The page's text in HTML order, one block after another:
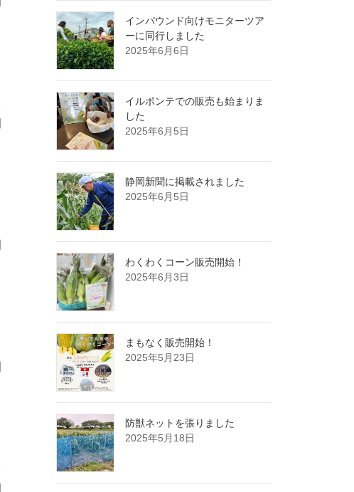
インバウンド向けモニターツア
ーに同行しました
2025年6月6日
イルポンテでの販売も始まりま
した
2025年6月5日
静岡新聞に掲載されました
2025年6月5日
わくわくコーン販売開始！
2025年6月3日
まもなく販売開始！
2025年5月23日
防獣ネットを張りました
2025年5月18日